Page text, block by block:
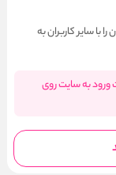
با سایر کاربران به
ورود به سایت روی